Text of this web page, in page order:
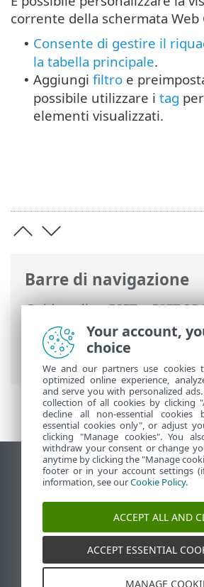
Barre di navigazione
Guida online ESET>ESET
Prem>
Utilizzo di ESET
Prem>ESET PROTECT On-
principale
Report >
corrente della schermata Web
• Consente di gestire il
la tabella principale.
• Aggiungi filtro e
possibile utilizzare i tag
elementi visualizzati.
Visualizza sito desktop
End of Life
ESET Knowledge Base
ESET Status Portal
Supporto regionale
Your account,
choice
We and our partners use
optimized online experience,
and serve you with personalized
collection of all cookies by clicking
decline all non-essential cookies
essential cookies only", or adjust
clicking "Manage cookies". You
withdraw your consent or change
anytime by clicking the "Manage
footer or in your account settings
information, see ourCookie Policy.
ACCEPT ALL AND
ACCEPT ESSENTIAL
MANAGE